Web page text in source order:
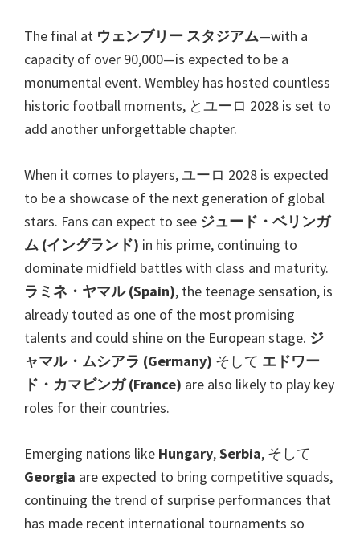
ー
ロ
ン
ド
ン,
ン
チ
ェ
ス
タ
ー,
カ
ー
デ
ィ
フ,
ィ
ラ
パ
ー
The final at ウェンブリー スタジアム—with a
capacity of over 90,000—is expected to be a
monumental event. Wembley has hosted countless
historic football moments, とユーロ 2028 is set to
add another unforgettable chapter.
When it comes to players, ユーロ 2028 is expected
to be a showcase of the next generation of global
stars. Fans can expect to see ジュード・ベリンガ
ム (イングランド) in his prime, continuing to
dominate midfield battles with class and maturity.
ラミネ・ヤマル (Spain), the teenage sensation, is
already touted as one of the most promising
talents and could shine on the European stage. ジ
ャマル・ムシアラ (Germany) そして エドワー
ド・カマビンガ (France) are also likely to play key
roles for their countries.
Emerging nations like Hungary,Serbia, そして
Georgia are expected to bring competitive squads,
continuing the trend of surprise performances that
has made recent international tournaments so